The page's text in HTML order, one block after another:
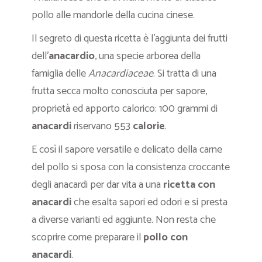
pollo alle mandorle della cucina cinese.
Il segreto di questa ricetta è l’aggiunta dei frutti
dell’anacardio, una specie arborea della
famiglia delleAnacardiaceae. Si tratta di una
frutta secca molto conosciuta per sapore,
proprietà ed apporto calorico: 100 grammi di
anacardiriservano 553 calorie.
E così il sapore versatile e delicato della carne
del pollo si sposa con la consistenza croccante
degli anacardi per dar vita a una ricetta con
anacardiche esalta sapori ed odori e si presta
a diverse varianti ed aggiunte. Non resta che
scoprire come preparare il pollo con
anacardi.